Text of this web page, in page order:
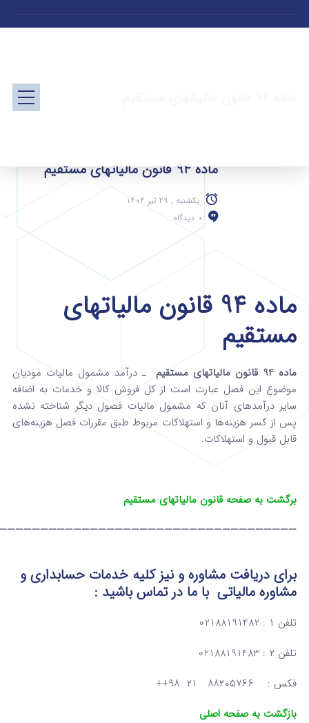
ماده 94 قانون مالیاتهای مستقیم
یکشنبه , 29 تیر 1404
0 دیدگاه
ماده 94 قانون مالیاتهای
مستقیم
ماده 94 قانون مالیاتهای مستقیم
ـ درآمد مشمول مالیات مودیان
موضوع این فصل‌ عبارت است از کل فروش کالا و خدمات به اضافه
سایر درآمدهای ‌آنان که مشمول مالیات فصول دیگر شناخته نشده
پس از کسر هزینه‌ها و استهلاکات مربوط طبق مقررات فصل هزینه‌های
قابل ‌قبول و استهلاکات‌.
برگشت به صفحه قانون مالیاتهای مستقیم
برای دریافت مشاوره و نیز کلیه خدمات حسابداری و
مشاوره مالیاتیبا ما در تماسباشید :
تلفن ۱ : 02188191482
تلفن ۲ : 02188191483
فکس : ۸۸۲۰۵۷۶۶ ۲۱ ۹۸++
بازگشت به صفحه اصلی